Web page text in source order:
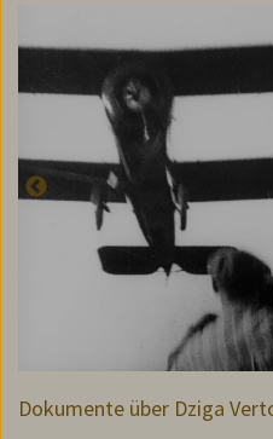
Dokumente über Dziga